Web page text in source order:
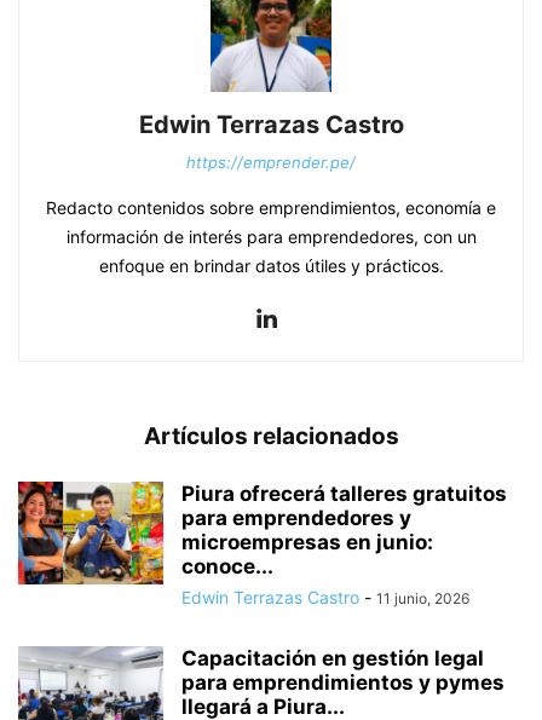
Edwin Terrazas Castro
https://emprender.pe/
Redacto contenidos sobre emprendimientos, economía e
información de interés para emprendedores, con un
enfoque en brindar datos útiles y prácticos.
Artículos relacionados
Piura ofrecerá talleres gratuitos
para emprendedores y
microempresas en junio:
conoce...
Edwin Terrazas Castro - 11 junio, 2026
Capacitación en gestión legal
para emprendimientos y pymes
llegará a Piura...